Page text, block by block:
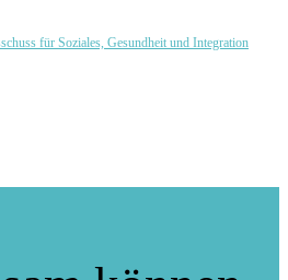
für Soziales, Gesundheit und Integration